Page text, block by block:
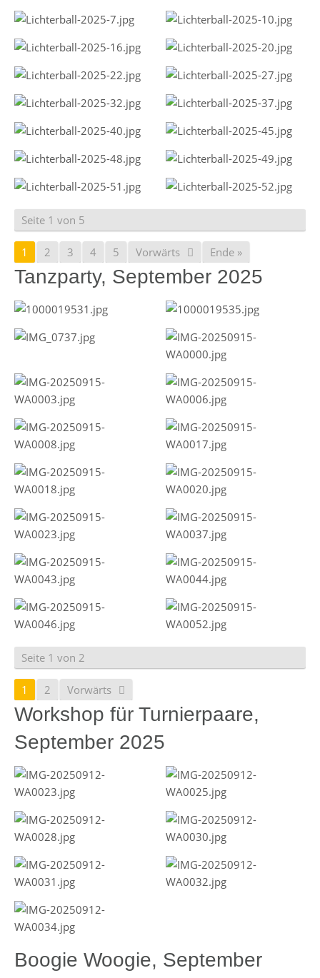
Seite 1 von 5
1 2 3 4 5 Vorwärts Ende »
Tanzparty, September 2025
Seite 1 von 2
1 2 Vorwärts
Workshop für Turnierpaare,
September 2025
Boogie Woogie, September